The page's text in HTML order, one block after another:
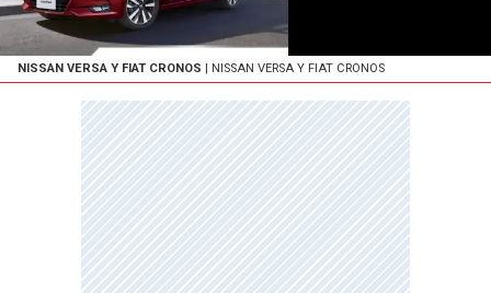
NISSAN VERSA Y FIAT CRONOS | NISSAN VERSA Y FIAT CRONOS